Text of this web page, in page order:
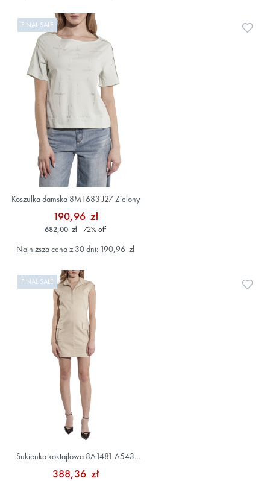
FINAL SALE
Koszulka damska 8M1683 J27 Zielony
190,96 zł
682,00 zł 72%off
Najniższa cena z 30 dni: 190,96 zł
FINAL SALE
Sukienka koktajlowa 8A1481 A543
Beżowy
388,36 zł